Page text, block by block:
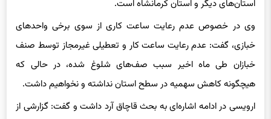
وی در خصوص عدم رعایت ساعت کاری از سوی برخی واحدهای
خبازی، گفت: عدم رعایت ساعت کار و تعطیلی غیرمجاز توسط صنف
خبازان طی ماه اخیر سبب صف‌های شلوغ شده، در حالی که
هیچگونه کاهش سهمیه در سطح استان نداشته و نخواهیم داشت.
ارویسی در ادامه اشاره‌ای به بحث قاچاق آرد داشت و گفت: گزارشی از
قاچاق آرد به خارج از کشور نداشتیم، ولی خارج شدن آرد از شبکه